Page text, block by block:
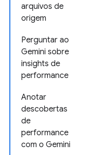
arquivos de
origem
Perguntar ao
Gemini sobre
insights de
performance
Anotar
descobertas
de
performance
com o Gemini